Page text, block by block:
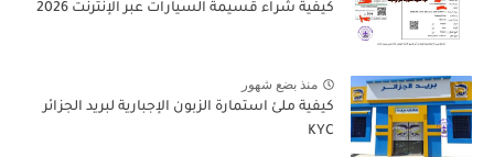
كيفية شراء قسيمة السيارات عبر الإنترنت 2026
منذ بضع شهور
كيفية ملئ استمارة الزبون الإجبارية لبريد الجزائر
KYC